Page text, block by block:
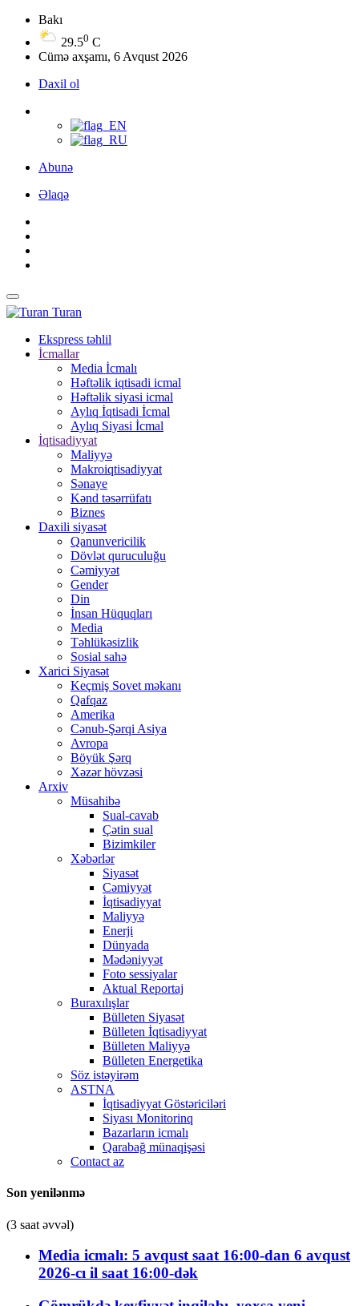
Bakı
29.50 C
Cümə axşamı, 6 Avqust 2026
Daxil ol
Abunə
Əlaqə
Turan
Ekspress təhlil
İcmallar
Media İcmalı
Həftəlik iqtisadi icmal
Həftəlik siyasi icmal
Aylıq İqtisadi İcmal
Aylıq Siyasi İcmal
İqtisadiyyat
Maliyyə
Makroiqtisadiyyat
Sənaye
Kənd təsərrüfatı
Biznes
Daxili siyasət
Qanunvericilik
Dövlət quruculuğu
Cəmiyyət
Gender
Din
İnsan Hüquqları
Media
Təhlükəsizlik
Sosial sahə
Xarici Siyasət
Keçmiş Sovet məkanı
Qafqaz
Amerika
Cənub-Şərqi Asiya
Avropa
Böyük Şərq
Xəzər hövzəsi
Arxiv
Müsahibə
Sual-cavab
Çətin sual
Bizimkiler
Xəbərlər
Siyasət
Cəmiyyət
İqtisadiyyat
Maliyyə
Enerji
Dünyada
Mədəniyyət
Foto sessiyalar
Aktual Reportaj
Buraxılışlar
Bülleten Siyasət
Bülleten İqtisadiyyat
Bülleten Maliyyə
Bülleten Energetika
Söz istəyirəm
ASTNA
İqtisadiyyat Göstəriciləri
Siyası Monitorinq
Bazarların icmalı
Qarabağ münaqişəsi
Contact az
Son yenilənmə
(3 saat əvvəl)
Media icmalı: 5 avqust saat 16:00-dan 6 avqust
2026-cı il saat 16:00-dək